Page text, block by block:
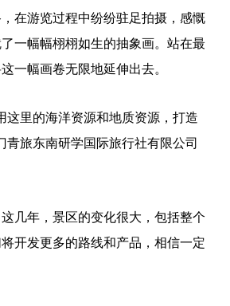
在游览过程中纷纷驻足拍摄，感慨
一幅幅栩栩如生的抽象画。站在最
一幅画卷无限地延伸出去。
里的海洋资源和地质资源，打造
旅东南研学国际旅行社有限公司
年，景区的变化很大，包括整个
开发更多的路线和产品，相信一定